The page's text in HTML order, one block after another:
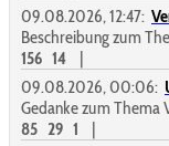
09.08.2026, 12:47:
Beschreibung zum
156 14
09.08.2026, 00:06:
Gedanke zum Thema
85 29 1